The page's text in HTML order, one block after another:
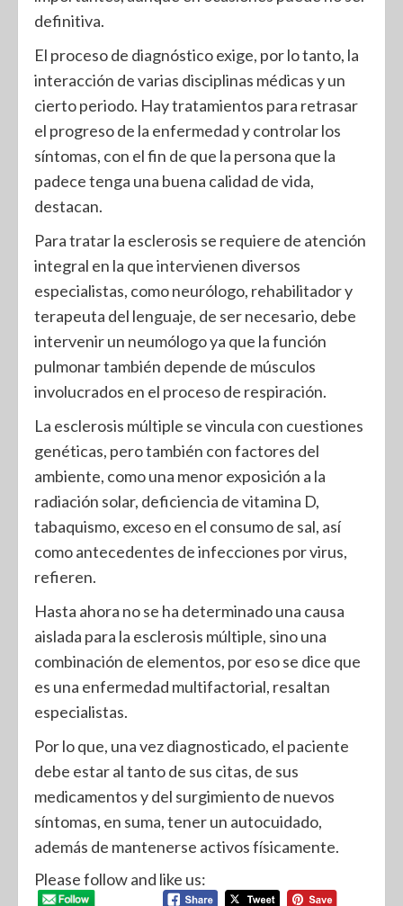
definitiva.
El proceso de diagnóstico exige, por lo tanto, la
interacción de varias disciplinas médicas y un
cierto periodo. Hay tratamientos para retrasar
el progreso de la enfermedad y controlar los
síntomas, con el fin de que la persona que la
padece tenga una buena calidad de vida,
destacan.
Para tratar la esclerosis se requiere de atención
integral en la que intervienen diversos
especialistas, como neurólogo, rehabilitador y
terapeuta del lenguaje, de ser necesario, debe
intervenir un neumólogo ya que la función
pulmonar también depende de músculos
involucrados en el proceso de respiración.
La esclerosis múltiple se vincula con cuestiones
genéticas, pero también con factores del
ambiente, como una menor exposición a la
radiación solar, deficiencia de vitamina D,
tabaquismo, exceso en el consumo de sal, así
como antecedentes de infecciones por virus,
refieren.
Hasta ahora no se ha determinado una causa
aislada para la esclerosis múltiple, sino una
combinación de elementos, por eso se dice que
es una enfermedad multifactorial, resaltan
especialistas.
Por lo que, una vez diagnosticado, el paciente
debe estar al tanto de sus citas, de sus
medicamentos y del surgimiento de nuevos
síntomas, en suma, tener un autocuidado,
además de mantenerse activos físicamente.
Please follow and like us: